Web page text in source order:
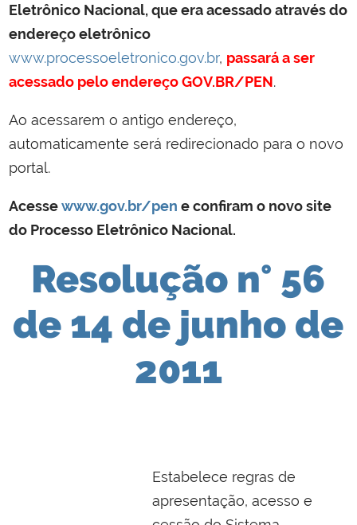
Eletrônico Nacional, que era acessado através do
endereço eletrônico
www.processoeletronico.gov.br, passará a ser
acessado pelo endereçoGOV.BR/PEN.
Ao acessarem o antigo endereço,
automaticamente será redirecionado para o novo
portal.
Acessewww.gov.br/pen e confiram o novo site
do Processo Eletrônico Nacional.
Resolução n° 56
de 14 de junho de
2011
Estabelece regras de
apresentação, acesso e